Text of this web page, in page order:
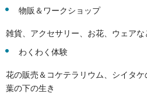
物販＆ワークショップ
雑貨、アクセサリー、お花、ウェアな
わくわく体験
花の販売＆コケテラリウム、シイタ
葉の下の生き